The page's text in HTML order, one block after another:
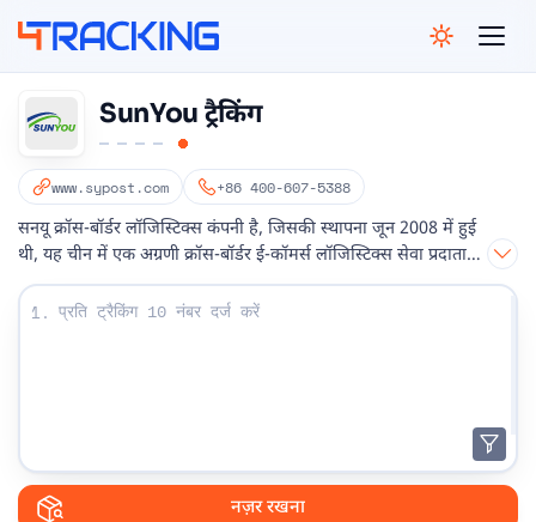
SunYou ट्रैकिंग
www.sypost.com +86 400-607-5388
सनयू क्रॉस-बॉर्डर लॉजिस्टिक्स कंपनी है, जिसकी स्थापना जून 2008 में हुई
थी, यह चीन में एक अग्रणी क्रॉस-बॉर्डर ई-कॉमर्स लॉजिस्टिक्स सेवा प्रदाता
है।
अपना ट्रैकिंग नंबर दर्ज करें:
1.
नज़र रखना